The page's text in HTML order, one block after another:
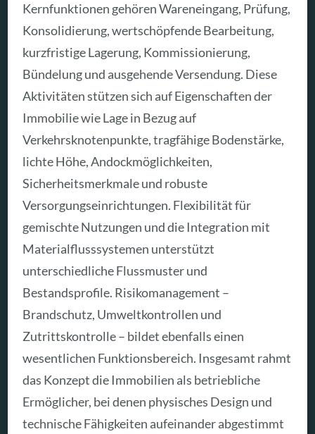
Kernfunktionen gehören Wareneingang, Prüfung,
Konsolidierung, wertschöpfende Bearbeitung,
kurzfristige Lagerung, Kommissionierung,
Bündelung und ausgehende Versendung. Diese
Aktivitäten stützen sich auf Eigenschaften der
Immobilie wie Lage in Bezug auf
Verkehrsknotenpunkte, tragfähige Bodenstärke,
lichte Höhe, Andockmöglichkeiten,
Sicherheitsmerkmale und robuste
Versorgungseinrichtungen. Flexibilität für
gemischte Nutzungen und die Integration mit
Materialflusssystemen unterstützt
unterschiedliche Flussmuster und
Bestandsprofile. Risikomanagement –
Brandschutz, Umweltkontrollen und
Zutrittskontrolle – bildet ebenfalls einen
wesentlichen Funktionsbereich. Insgesamt rahmt
das Konzept die Immobilien als betriebliche
Ermöglicher, bei denen physisches Design und
technische Fähigkeiten aufeinander abgestimmt